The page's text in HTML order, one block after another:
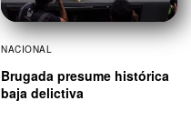
NACIONAL
Brugada presume histórica
baja delictiva